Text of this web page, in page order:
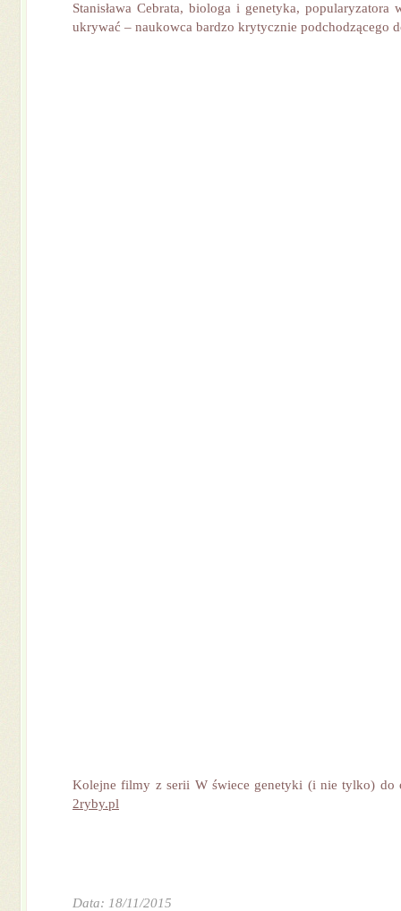
Stanisława Cebrata, biologa i genetyka,
ukrywać – naukowca bardzo krytycznie podchodzącego
Kolejne filmy z serii W świece genetyki (i nie tylko) do
2ryby.pl
Data: 18/11/2015